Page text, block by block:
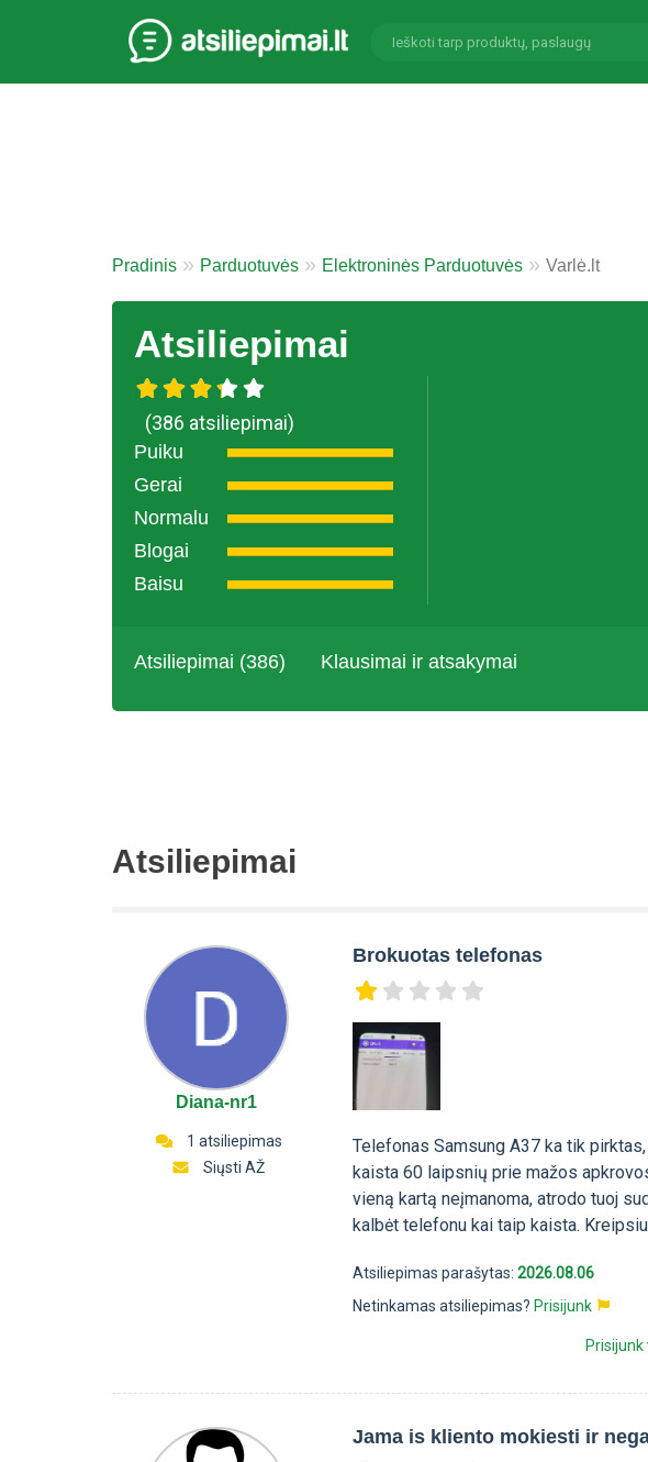
Pradinis Parduotuvės Elektroninės Parduotuvės Varlė.lt
Atsiliepimai
(386 atsiliepimai)
Puiku
Gerai
Normalu
Blogai
Baisu
Atsiliepimai (386) Klausimai ir atsakymai
Atsiliepimai
Diana-nr1
1 atsiliepimas
Siųsti AŽ
Brokuotas telefonas
Telefonas Samsung A37 ka tik
kaista 60 laipsnių prie mažos
vieną kartą neįmanoma, atrodo tuoj
kalbėt telefonu kai taip kaista.
Atsiliepimas parašytas:2026.08.06
Netinkamas atsiliepimas? Prisijunk
Prisijunk
Jama is kliento mokiesti ir